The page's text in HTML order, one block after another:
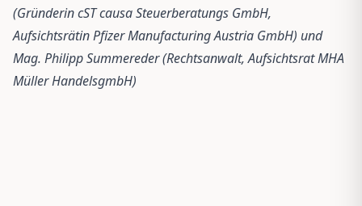
(Gründerin cST causa Steuerberatungs GmbH,
Aufsichtsrätin Pfizer Manufacturing Austria GmbH) und
Mag. Philipp Summereder (Rechtsanwalt, Aufsichtsrat MHA
Müller HandelsgmbH)